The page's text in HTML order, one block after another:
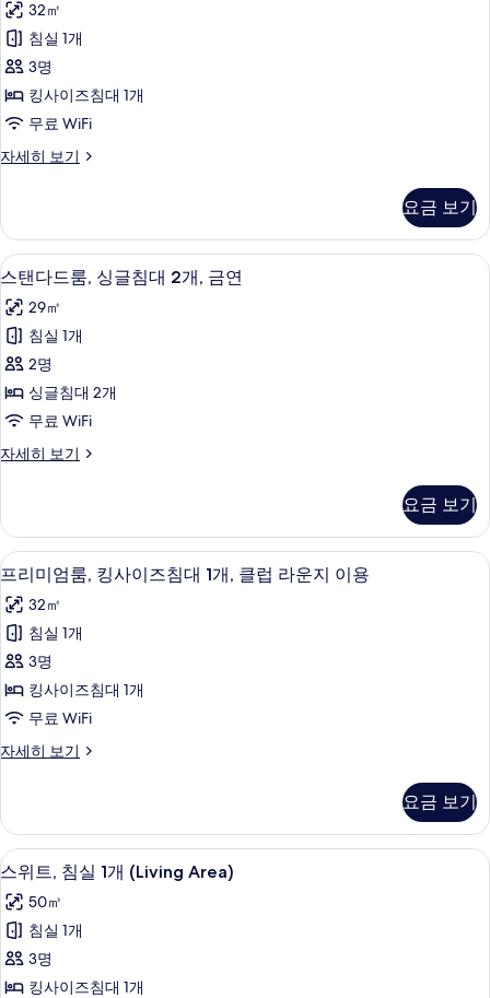
개,
흡
연
사
진
모
기
즈
침
개,
흡
연
자
기
미
엄
룸,
킹
사
이
침
대
1
개,
금
연
사
진
모
기
32㎡
침실 1개
3명
킹사이즈침대 1개
무료 WiFi
자세히 보기
프
룸,
킹
사
즈
침
개,
금
연
자
기
요금 보기
스
탠
다
드
룸,
싱
글
침
2
개,
금
연
사
진
모
두
보
고급 침구, 무료 미니바 품목, 객실 내
10
스탠다드룸, 싱글침대 2개, 금연
29㎡
침실 1개
2명
싱글침대 2개
무료 WiFi
자세히 보기
스
룸,
싱
글
대
2
금
연
자
세
히
요금 보기
프
리
미
엄
룸,
킹
사
이
침
대
1
개,
클
럽
라
10
프리미엄룸, 킹사이즈침대 1개, 클럽 라운지 이용
32㎡
침실 1개
3명
킹사이즈침대 1개
무료 WiFi
자세히 보기
프
룸,
킹
사
즈
침
개,
요금 보기
스
위
트,
침
실
스위트, 침실 1개 (Living Area) | 객실에
7
스위트, 침실 1개 (Living Area)
50㎡
침실 1개
3명
킹사이즈침대 1개